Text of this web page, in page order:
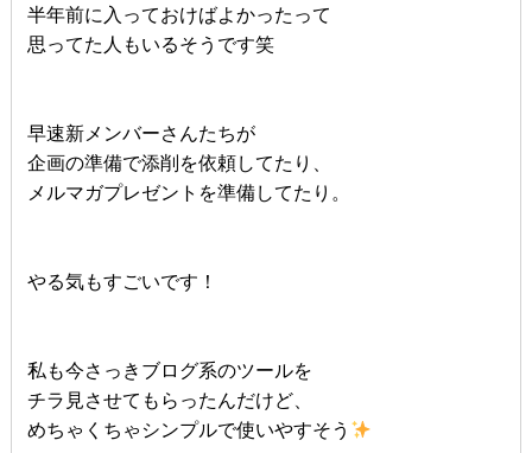
半年前に入っておけばよかったって
思ってた人もいるそうです笑
早速新メンバーさんたちが
企画の準備で添削を依頼してたり、
メルマガプレゼントを準備してたり。
やる気もすごいです！
私も今さっきブログ系のツールを
チラ見させてもらったんだけど、
めちゃくちゃシンプルで使いやすそう